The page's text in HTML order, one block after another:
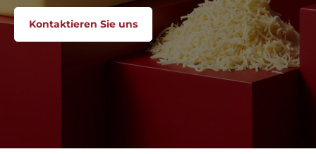
Kontaktieren Sie uns